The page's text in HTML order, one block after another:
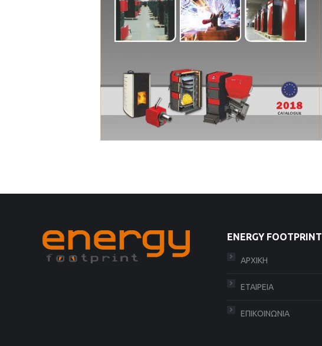
ENERGY FOOTPRINT
ΑΡΧΙΚΗ
ΕΤΑΙΡΕΙΑ
ΕΠΙΚΟΙΝΩΝΙΑ